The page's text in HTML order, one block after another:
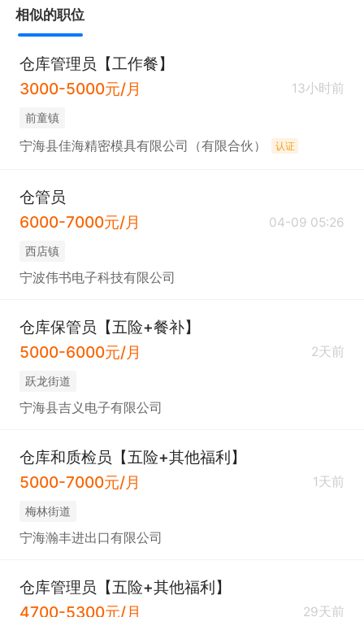
相似的职位
仓库管理员【工作餐】
3000-5000元/月
13小时前
前童镇
宁海县佳海精密模具有限公司（有限合伙） 认证
仓管员
6000-7000元/月
04-09 05:26
西店镇
宁波伟书电子科技有限公司
仓库保管员【五险+餐补】
5000-6000元/月
2天前
跃龙街道
宁海县吉义电子有限公司
仓库和质检员【五险+其他福利】
5000-7000元/月
1天前
梅林街道
宁海瀚丰进出口有限公司
仓库管理员【五险+其他福利】
4700-5300元/月
29天前